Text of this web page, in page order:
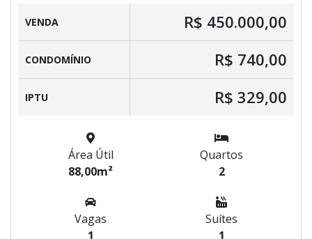
VENDA R$ 450.000,00
CONDOMÍNIO R$ 740,00
IPTU R$ 329,00
Área Útil
88,00m²
Quartos
2
Vagas
1
Suítes
1